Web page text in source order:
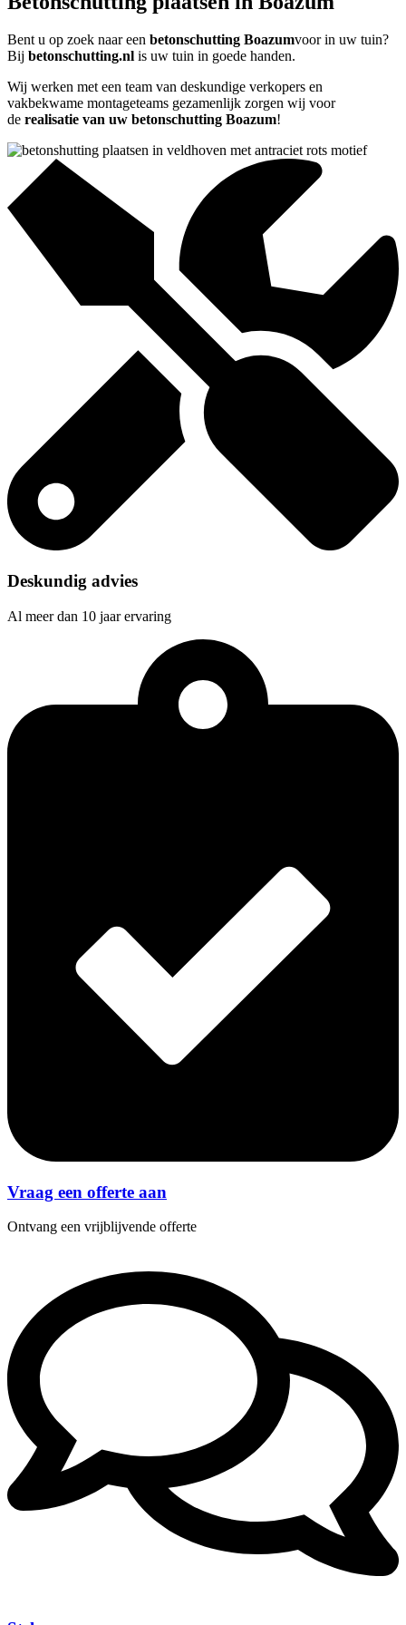
Bent u op zoek naar een betonschutting Boazumvoor in uw tuin?
Bij betonschutting.nl is uw tuin in goede handen.
Wij werken met een team van deskundige verkopers en
vakbekwame montageteams gezamenlijk zorgen wij voor
de realisatie van uw betonschutting Boazum!
Deskundig advies
Al meer dan 10 jaar ervaring
Vraag een offerte aan
Ontvang een vrijblijvende offerte